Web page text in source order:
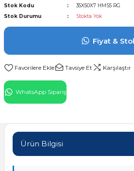
Rulman
Stok Kodu
35X50X7 HMS5 RG
Stok Durumu
Stokta Yok
Fiyat &
Tavsiye Et Karşılaştır
WhatsApp Sipariş
Ürün Bilgisi